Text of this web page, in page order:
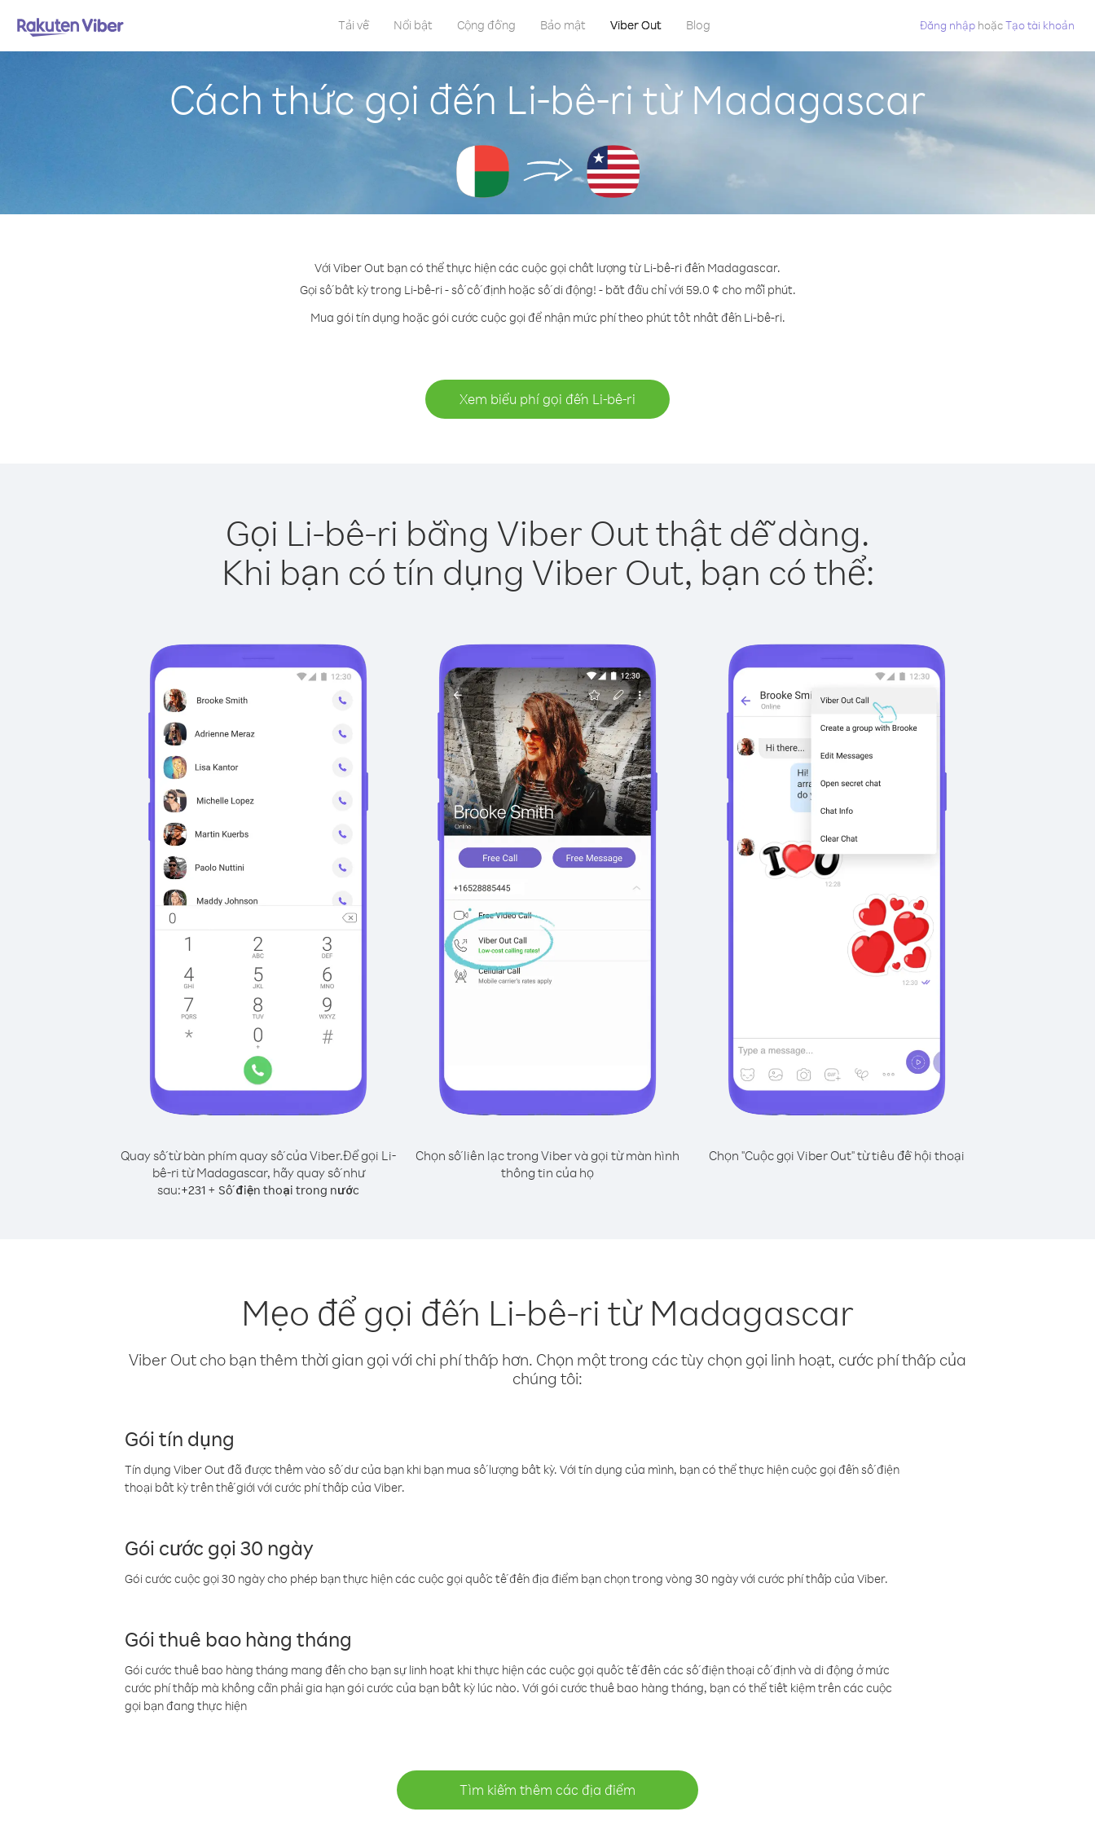
Tải về Nổi bật Cộng đồng Bảo mật Viber Out Blog Đăng nhập hoặcTạo tài khoản
Cách thức gọi đến Li-bê-ri từ Madagascar
Với Viber Out bạn có thể thực hiện các cuộc gọi chất lượng từ Li-bê-ri đến Madagascar.
Gọi số bất kỳ trong Li-bê-ri - số cố định hoặc số di động! - bắt đầu chỉ với 59.0 ¢ cho mỗi phút.
Mua gói tín dụng hoặc gói cước cuộc gọi để nhận mức phí theo phút tốt nhất đến Li-bê-ri.
Xem biểu phí gọi đến Li-bê-ri
Gọi Li-bê-ri bằng Viber Out thật dễ dàng.
Khi bạn có tín dụng Viber Out, bạn có thể:
Quay số từ bàn phím quay số của Viber.Để gọi Li-
bê-ri từ Madagascar, hãy quay số như
sau:+231 + Số điện thoại trong nước
Chọn số liên lạc trong Viber và gọi từ màn hình
thông tin của họ
Chọn "Cuộc gọi Viber Out" từ tiêu đề hội thoại
Mẹo để gọi đến Li-bê-ri từ Madagascar
Viber Out cho bạn thêm thời gian gọi với chi phí thấp hơn. Chọn một trong các tùy chọn gọi linh hoạt, cước phí thấp của
chúng tôi:
Gói tín dụng
Tín dụng Viber Out đã được thêm vào số dư của bạn khi bạn mua số lượng bất kỳ. Với tín dụng của mình, bạn có thể thực hiện cuộc gọi đến số điện
thoại bất kỳ trên thế giới với cước phí thấp của Viber.
Gói cước gọi 30 ngày
Gói cước cuộc gọi 30 ngày cho phép bạn thực hiện các cuộc gọi quốc tế đến địa điểm bạn chọn trong vòng 30 ngày với cước phí thấp của Viber.
Gói thuê bao hàng tháng
Gói cước thuê bao hàng tháng mang đến cho bạn sự linh hoạt khi thực hiện các cuộc gọi quốc tế đến các số điện thoại cố định và di động ở mức
cước phí thấp mà không cần phải gia hạn gói cước của bạn bất kỳ lúc nào. Với gói cước thuê bao hàng tháng, bạn có thể tiết kiệm trên các cuộc
gọi bạn đang thực hiện
Tìm kiếm thêm các địa điểm